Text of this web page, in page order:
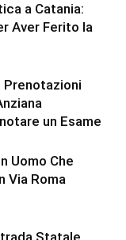
a Catania:
Aver Ferito la
Prenotazioni
un Esame
Uomo Che
Via Roma